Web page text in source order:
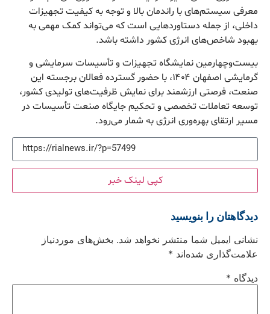
معرفی سیستم‌های با راندمان بالا و توجه به کیفیت تجهیزات
داخلی، از جمله دستاوردهایی است که می‌تواند کمک مهمی به
بهبود شاخص‌های انرژی کشور داشته باشد.
بیست‌وچهارمین نمایشگاه تجهیزات و تأسیسات سرمایشی و
گرمایشی اصفهان ۱۴۰۴، با حضور گسترده فعالان برجسته این
صنعت، فرصتی ارزشمند برای نمایش ظرفیت‌های تولیدی کشور،
توسعه تعاملات تخصصی و تحکیم جایگاه صنعت تأسیسات در
مسیر ارتقای بهره‌وری انرژی به شمار می‌رود.
کپی لینک خبر
دیدگاهتان را بنویسید
نشانی ایمیل شما منتشر نخواهد شد. بخش‌های موردنیاز
علامت‌گذاری شده‌اند *
دیدگاه *